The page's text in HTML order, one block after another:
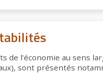
de l’économie au sens
sont présentés